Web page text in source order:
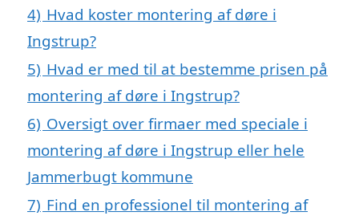
4) Hvad koster montering af døre i
Ingstrup?
5) Hvad er med til at bestemme prisen på
montering af døre i Ingstrup?
6) Oversigt over firmaer med speciale i
montering af døre i Ingstrup eller hele
Jammerbugt kommune
7) Find en professionel til montering af